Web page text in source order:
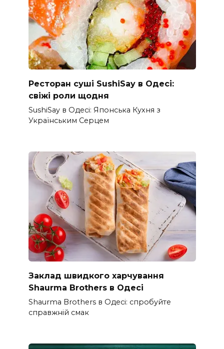
Ресторан суші SushiSay в Одесі:
свіжі роли щодня
SushiSay в Одесі: Японська Кухня з
Українським Серцем
Заклад швидкого харчування
Shaurma Brothers в Одесі
Shaurma Brothers в Одесі: спробуйте
справжній смак